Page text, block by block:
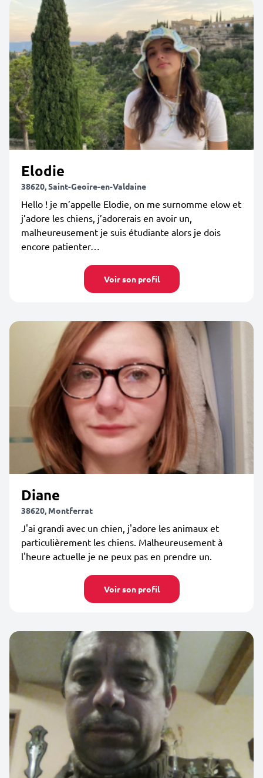
Elodie
38620, Saint-Geoire-en-Valdaine
Hello ! je m’appelle Elodie, on me surnomme elow et
j’adore les chiens, j’adorerais en avoir un,
malheureusement je suis étudiante alors je dois
encore patienter…
Voir son profil
Diane
38620, Montferrat
J'ai grandi avec un chien, j'adore les animaux et
particulièrement les chiens. Malheureusement à
l'heure actuelle je ne peux pas en prendre un.
Voir son profil